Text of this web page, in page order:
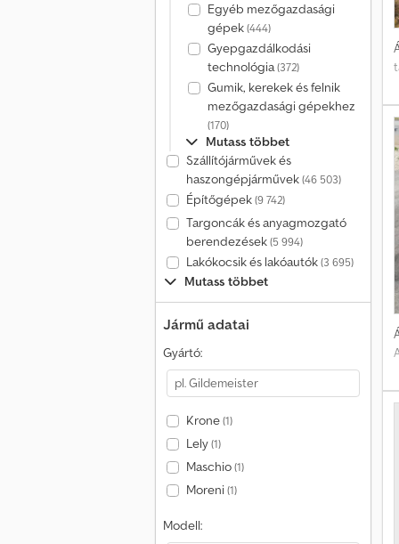
Egyéb mezőgazdasági
gépek(444)
Gyepgazdálkodási
technológia(372)
Gumik, kerekek és felnik
mezőgazdasági gépekhez
(170)
Mutass többet
Szállítójárművek és
haszongépjárművek(46 503)
Építőgépek(9 742)
Targoncák és anyagmozgató
berendezések(5 994)
Lakókocsik és lakóautók(3 695)
Mutass többet
Jármű adatai
Gyártó:
Krone(1)
Lely(1)
Maschio(1)
Moreni(1)
Modell: